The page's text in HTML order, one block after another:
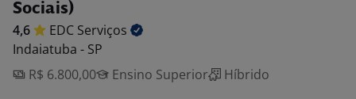
Sociais)
4,6 EDC Serviços
Indaiatuba - SP
R$ 6.800,00
Ensino Superior Híbrido